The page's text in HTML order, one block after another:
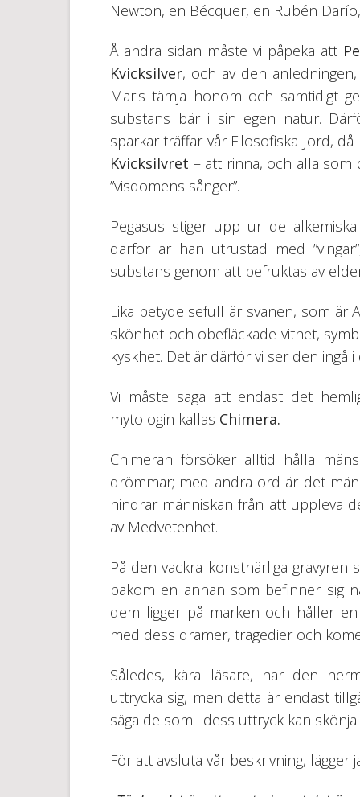
Newton, en Bécquer, en Rubén
Å andra sidan måste vi påpeka att
Kvicksilver, och av den
Maris tämja honom och samtidigt
substans bär i sin egen natur.
sparkar träffar vår Filosofiska Jord,
Kvicksilvret – att rinna, och alla som
”visdomens sånger”.
Pegasus stiger upp ur de
därför är han utrustad med
substans genom att befruktas av
Lika betydelsefull är svanen, som är
skönhet och obefläckade vithet,
kyskhet. Det är därför vi ser den ingå
Vi måste säga att endast det
mytologin kallas Chimera.
Chimeran försöker alltid hålla
drömmar; med andra ord är det
hindrar människan från att uppleva
av Medvetenhet.
På den vackra konstnärliga
bakom en annan som befinner sig
dem ligger på marken och håller
med dess dramer, tragedier och
Således, kära läsare, har den
uttrycka sig, men detta är endast
säga de som i dess uttryck kan
För att avsluta vår beskrivning,